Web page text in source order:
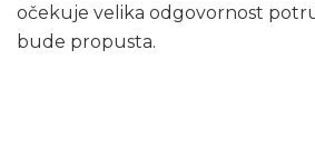
očekuje velika odgovornost
bude propusta.